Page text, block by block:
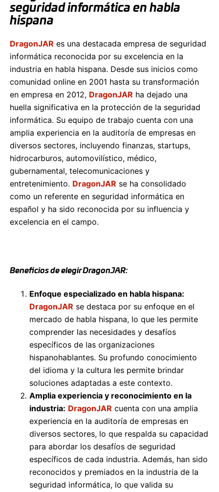
seguridad informática en habla
hispana
DragonJAR es una destacada empresa de seguridad
informática reconocida por su excelencia en la
industria en habla hispana. Desde sus inicios como
comunidad online en 2001 hasta su transformación
en empresa en 2012, DragonJAR ha dejado una
huella significativa en la protección de la seguridad
informática. Su equipo de trabajo cuenta con una
amplia experiencia en la auditoría de empresas en
diversos sectores, incluyendo finanzas, startups,
hidrocarburos, automovilístico, médico,
gubernamental, telecomunicaciones y
entretenimiento. DragonJAR se ha consolidado
como un referente en seguridad informática en
español y ha sido reconocida por su influencia y
excelencia en el campo.
Beneficios de elegir DragonJAR:
Enfoque especializado en habla hispana:
DragonJAR se destaca por su enfoque en el
mercado de habla hispana, lo que les permite
comprender las necesidades y desafíos
específicos de las organizaciones
hispanohablantes. Su profundo conocimiento
del idioma y la cultura les permite brindar
soluciones adaptadas a este contexto.
Amplia experiencia y reconocimiento en la
industria: DragonJAR cuenta con una amplia
experiencia en la auditoría de empresas en
diversos sectores, lo que respalda su capacidad
para abordar los desafíos de seguridad
específicos de cada industria. Además, han sido
reconocidos y premiados en la industria de la
seguridad informática, lo que valida su